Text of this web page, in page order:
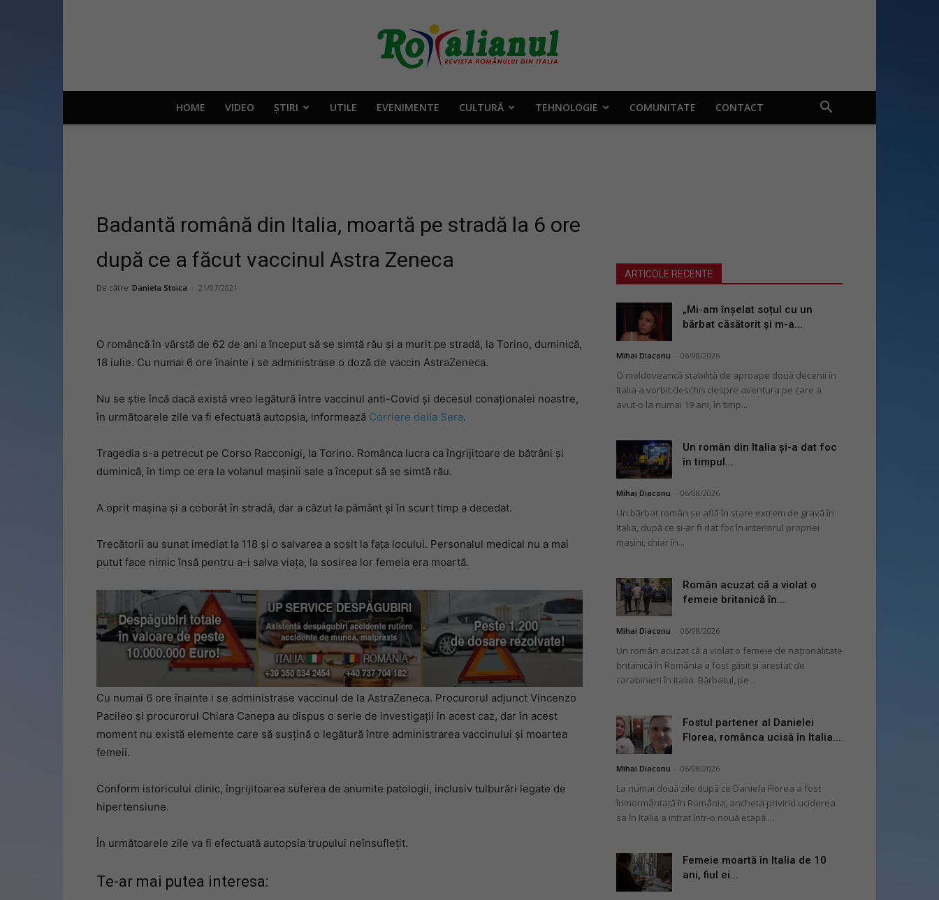
Rotalianul
românului
HOME VIDEO ȘTIRI UTILE EVENIMENTE CULTURĂ TEHNOLOGIE COMUNITATE CONTACT
Badantă română din Italia, moartă pe stradă la 6 ore
după ce a făcut vaccinul Astra Zeneca
De către Daniela Stoica - 21/07/2021
O româncă în vârstă de 62 de ani a început să se simtă rău și a murit pe stradă, la Torino, duminică,
18 iulie. Cu numai 6 ore înainte i se administrase o doză de vaccin AstraZeneca.
Nu se știe încă dacă există vreo legătură între vaccinul anti-Covid și decesul conaționalei noastre,
în următoarele zile va fi efectuată autopsia, informează Corriere della Sera.
Tragedia s-a petrecut pe Corso Racconigi, la Torino. Românca lucra ca îngrijitoare de bătrâni și
duminică, în timp ce era la volanul mașinii sale a început să se simtă rău.
A oprit mașina și a coborât în stradă, dar a căzut la pământ și în scurt timp a decedat.
Trecătorii au sunat imediat la 118 și o salvarea a sosit la fața locului. Personalul medical nu a mai
putut face nimic însă pentru a-i salva viața, la sosirea lor femeia era moartă.
Cu numai 6 ore înainte i se administrase vaccinul de la AstraZeneca. Procurorul adjunct Vincenzo
Pacileo și procurorul Chiara Canepa au dispus o serie de investigații în acest caz, dar în acest
moment nu există elemente care să susțină o legătură între administrarea vaccinului și moartea
femeii.
Conform istoricului clinic, îngrijitoarea suferea de anumite patologii, inclusiv tulburări legate de
hipertensiune.
În următoarele zile va fi efectuată autopsia trupului neînsuflețit.
Te-ar mai putea interesa:
ARTICOLE RECENTE
„Mi-am înșelat soțul cu un
bărbat căsătorit și m-a...
Mihai Diaconu 06/08/2026
O moldoveancă stabilită de aproape două decenii în
Italia a vorbit deschis despre aventura pe care a
avut-o la numai 19 ani, în timp...
Un român din Italia și-a dat foc
în timpul...
Mihai Diaconu 06/08/2026
Un bărbat român se află în stare extrem de gravă în
Italia, după ce și-ar fi dat foc în interiorul propriei
mașini, chiar în...
Român acuzat că a violat o
femeie britanică în...
Mihai Diaconu 06/08/2026
Un român acuzat că a violat o femeie de naționalitate
britanică în România a fost găsit și arestat de
carabinieri în Italia. Bărbatul, pe...
Fostul partener al Danielei
Florea, românca ucisă în Italia...
Mihai Diaconu 06/08/2026
La numai două zile după ce Daniela Florea a fost
înmormântată în România, ancheta privind uciderea
sa în Italia a intrat într-o nouă etapă....
Femeie moartă în Italia de 10
ani, fiul ei...